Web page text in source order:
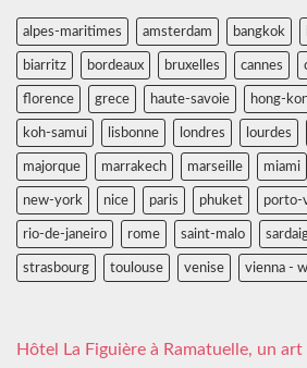
alpes-maritimes amsterdam bangkok
biarritz bordeaux bruxelles cannes
florence grece haute-savoie hong-
koh-samui lisbonne londres lourdes
majorque marrakech marseille miami
new-york nice paris phuket porto-
rio-de-janeiro rome saint-malo
strasbourg toulouse venise vienna -
Hôtel La Figuière à Ramatuelle, un